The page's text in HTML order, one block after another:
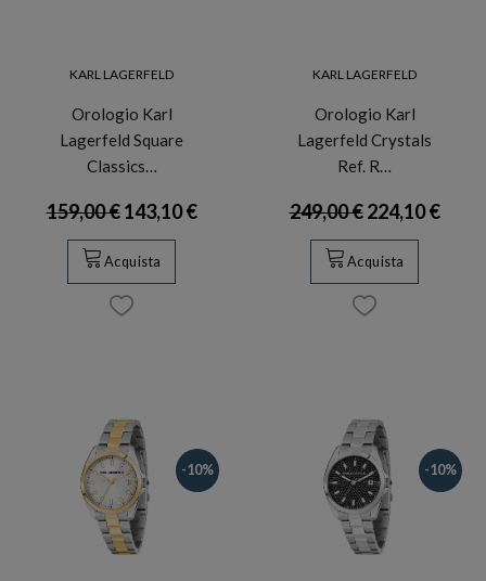
KARL LAGERFELD
Orologio Karl
Lagerfeld Square
Classics…
159,00 €143,10 €
Acquista
KARL LAGERFELD
Orologio Karl
Lagerfeld Crystals
Ref. R…
249,00 €224,10 €
Acquista
-10% -10%